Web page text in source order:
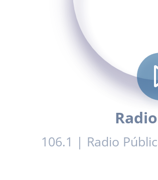
106.1 | Radio